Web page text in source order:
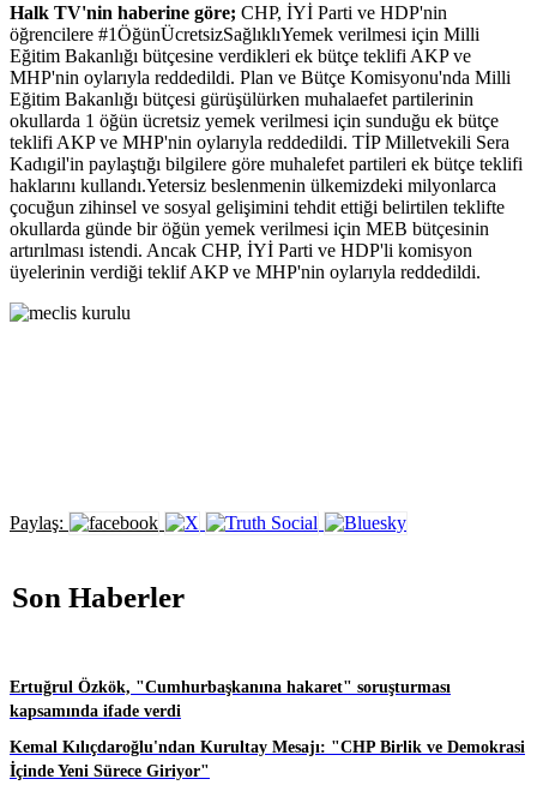
Halk TV'nin haberine göre; CHP, İYİ Parti ve HDP'nin
öğrencilere #1ÖğünÜcretsizSağlıklıYemek verilmesi için Milli
Eğitim Bakanlığı bütçesine verdikleri ek bütçe teklifi AKP ve
MHP'nin oylarıyla reddedildi. Plan ve Bütçe Komisyonu'nda Milli
Eğitim Bakanlığı bütçesi gürüşülürken muhalaefet partilerinin
okullarda 1 öğün ücretsiz yemek verilmesi için sunduğu ek bütçe
teklifi AKP ve MHP'nin oylarıyla reddedildi. TİP Milletvekili Sera
Kadıgil'in paylaştığı bilgilere göre muhalefet partileri ek bütçe teklifi
haklarını kullandı.Yetersiz beslenmenin ülkemizdeki milyonlarca
çocuğun zihinsel ve sosyal gelişimini tehdit ettiği belirtilen teklifte
okullarda günde bir öğün yemek verilmesi için MEB bütçesinin
artırılması istendi. Ancak CHP, İYİ Parti ve HDP'li komisyon
üyelerinin verdiği teklif AKP ve MHP'nin oylarıyla reddedildi.
Paylaş:
Son Haberler
Ertuğrul Özkök, "Cumhurbaşkanına hakaret" soruşturması
kapsamında ifade verdi
Kemal Kılıçdaroğlu'ndan Kurultay Mesajı: "CHP Birlik ve Demokrasi
İçinde Yeni Sürece Giriyor"